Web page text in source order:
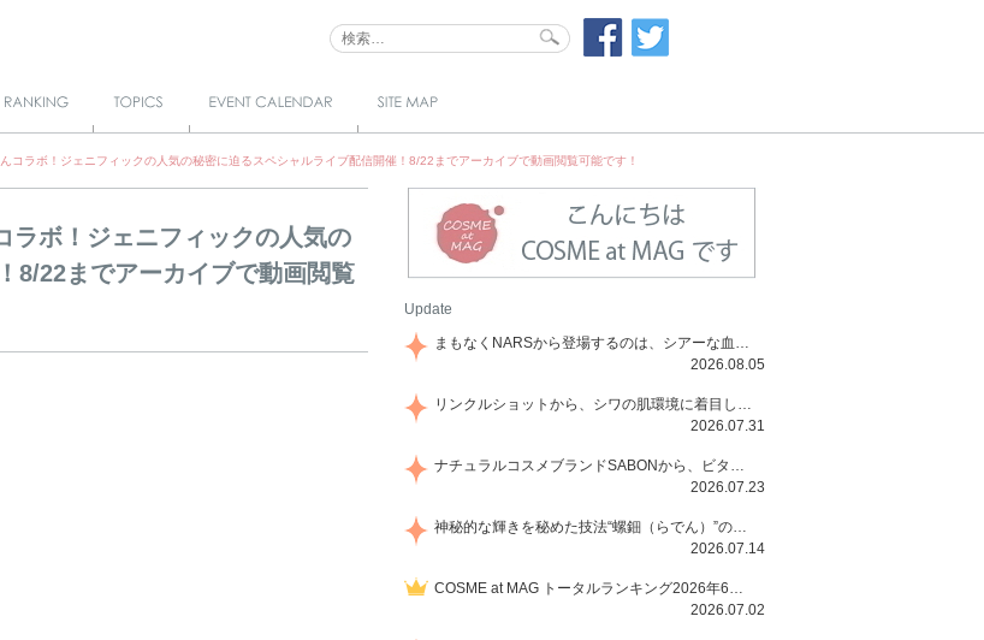
ップ
コラボ！ジェニフィックの人気の秘密に迫るスペシャルライブ配信開催！8/22までアーカイブで動画閲覧可能です！
ラボ！ジェニフィックの人気の
8/22までアーカイブで動画閲覧
Update
まもなくNARSから登場するのは、シアーな血色感と高揚感が魅力の新作リキッドブラッシュ「インセイシャブル リキッドブラッシュ」と、ゴールデンアワーに染まる空にインスピレーションを得た「アフターグロー リップシャイン」の新色！夏をハックして！
2026.08.05
リンクルショットから、シワの肌環境に着目した初のローションとナイトクリームが登場！デイリーケアで、シワ特有の肌環境を改善し、シワが目立たない肌へと導きます。
2026.07.31
ナチュラルコスメブランドSABONから、ビタミンC配合のビタミンスムージーマスク「ラディアンスマスク」と、ペパーミントにオーガニックハーブを凝縮したジェルの涼感トリートメント美容液「スカルプセラム リフレッシング」が登場！日々のデイリーケアで、過酷な猛暑で疲れた肌や頭皮をサポート、心地よくリフレッシュし、優しく肌を整えます。
2026.07.23
神秘的な輝きを秘めた技法“螺鈿（らでん）”の多彩で多様な煌めきに着想を得たSUQQUの2026 秋 カラーコレクションから登場するのは、艶然と輝くアイシャドウや偏光パールを配したフェイスカラー、繊細なパールの煌めくネイル、そしてそれらを際立てる“朧げな艶”を秘めた新リクイドリップ「ブラー リクイド リップ」。強さを秘めたまろやかな洗練の表情に。
2026.07.14
COSME at MAG トータルランキング2026年6月号
2026.07.02